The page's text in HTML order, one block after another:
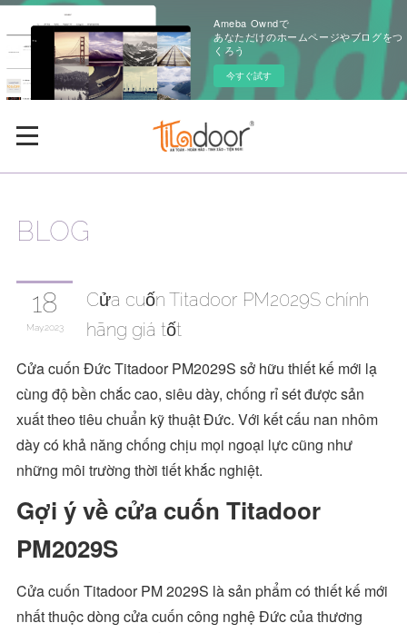
Ameba Owndで
あなただけのホームページやブログをつ
くろう
今すぐ試す
BLOG
18
May 2023
Cửa cuốn Titadoor PM2029S chính
hãng giá tốt
Cửa cuốn Đức Titadoor PM2029S sở hữu thiết kế mới lạ
cùng độ bền chắc cao, siêu dày, chống rỉ sét được sản
xuất theo tiêu chuẩn kỹ thuật Đức. Với kết cấu nan nhôm
dày có khả năng chống chịu mọi ngoại lực cũng như
những môi trường thời tiết khắc nghiệt.
Gợi ý về cửa cuốn Titadoor
PM2029S
Cửa cuốn Titadoor PM 2029S là sản phẩm có thiết kế mới
nhất thuộc dòng cửa cuốn công nghệ Đức của thương